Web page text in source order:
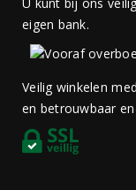
eigen bank.
Veilig winkelen
en betrouwbaar